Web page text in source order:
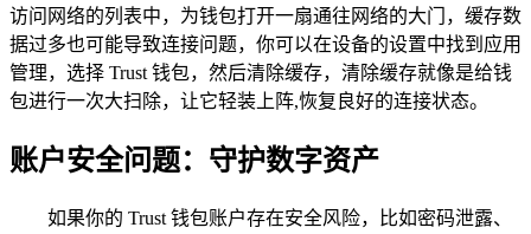
访问网络的列表中，为钱包打开一扇通往网络的大门，缓存数
据过多也可能导致连接问题，你可以在设备的设置中找到应用
管理，选择 Trust 钱包，然后清除缓存，清除缓存就像是给钱
包进行一次大扫除，让它轻装上阵,恢复良好的连接状态。
账户安全问题：守护数字资产
如果你的 Trust 钱包账户存在安全风险，比如密码泄露、